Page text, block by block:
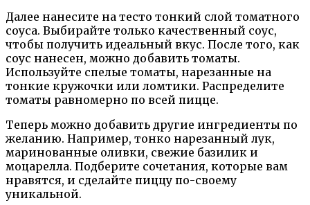
Далее нанесите на тесто тонкий слой томатного
соуса. Выбирайте только качественный соус,
чтобы получить идеальный вкус. После того, как
соус нанесен, можно добавить томаты.
Используйте спелые томаты, нарезанные на
тонкие кружочки или ломтики. Распределите
томаты равномерно по всей пицце.
Теперь можно добавить другие ингредиенты по
желанию. Например, тонко нарезанный лук,
маринованные оливки, свежие базилик и
моцарелла. Подберите сочетания, которые вам
нравятся, и сделайте пиццу по-своему
уникальной.